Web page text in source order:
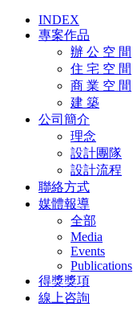
INDEX
專案作品
辦 公 空 間
住 宅 空 間
商 業 空 間
建 築
公司簡介
理念
設計團隊
設計流程
聯絡方式
媒體報導
全部
Media
Events
Publications
得獎獎項
線上咨詢